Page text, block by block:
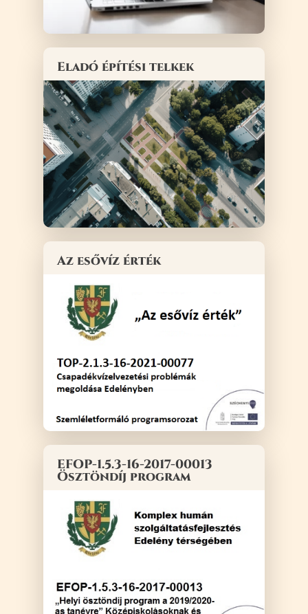
Eladó építési telkek
Az esővíz érték
EFOP-1.5.3-16-2017-00013
Ösztöndíj program